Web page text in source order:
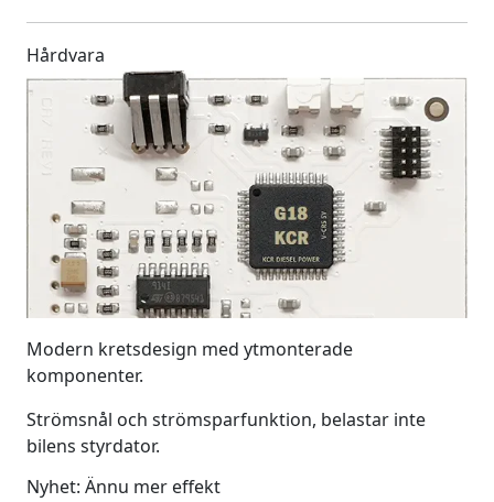
Hårdvara
Modern kretsdesign med ytmonterade
komponenter.
Strömsnål och strömsparfunktion, belastar inte
bilens styrdator.
Nyhet: Ännu mer effekt